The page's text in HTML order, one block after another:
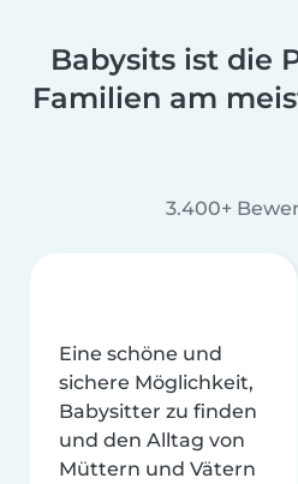
Babysits ist die
Familien am
3.400+
Eine schöne und
sichere Möglichkeit,
Babysitter zu finden
und den Alltag von
Müttern und Vätern